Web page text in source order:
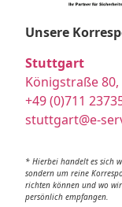
Unsere
Stuttgart
Königstraße
+49 (0)711
stuttgart@e-
* Hierbei handelt es sich
sondern um reine
richten können und wo
persönlich empfangen.